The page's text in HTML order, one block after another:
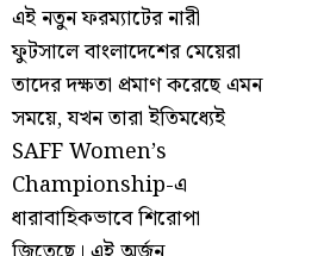
এই নতুন ফরম্যাটের নারী
ফুটসালে বাংলাদেশের মেয়েরা
তাদের দক্ষতা প্রমাণ করেছে এমন
সময়ে, যখন তারা ইতিমধ্যেই
SAFF Women’s
Championship-এ
ধারাবাহিকভাবে শিরোপা